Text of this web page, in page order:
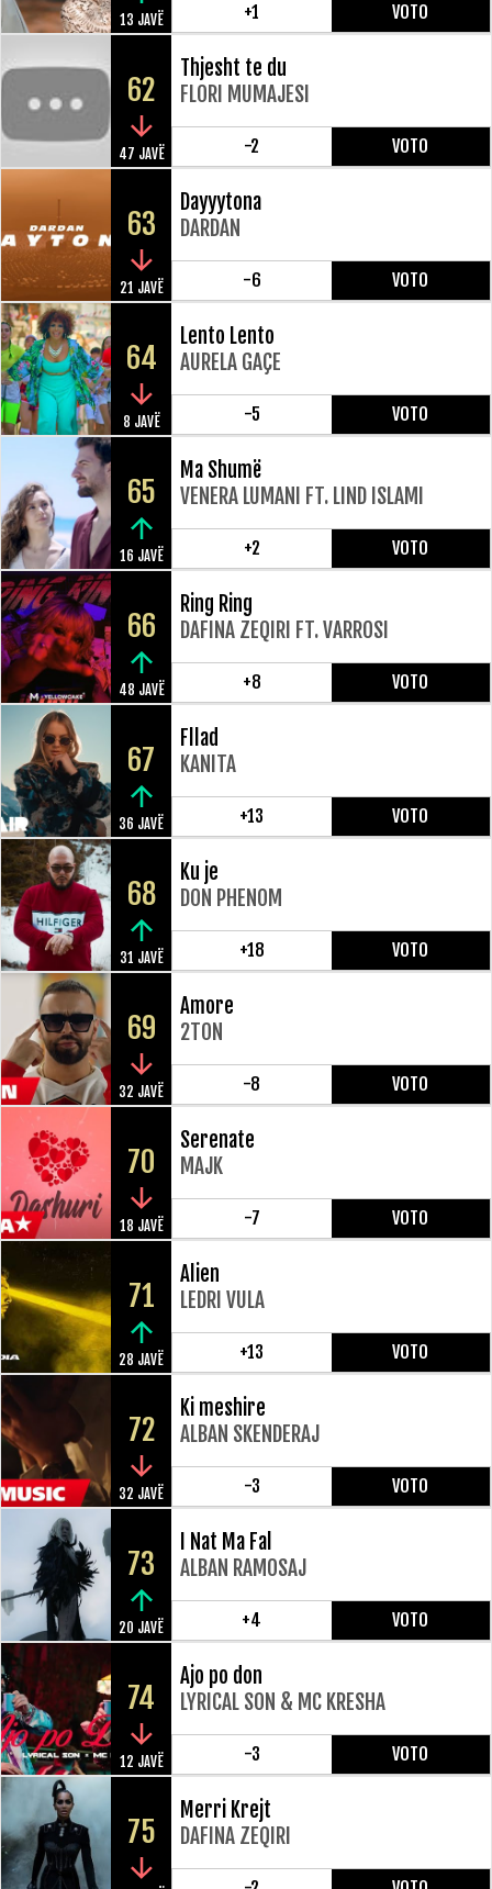
13 JAVË +1 VOTO
62
47 JAVË
Thjesht te du
FLORI MUMAJESI
-2 VOTO
63
21 JAVË
Dayyytona
DARDAN
-6 VOTO
64
8 JAVË
Lento Lento
AURELA GAÇE
-5 VOTO
65
16 JAVË
Ma Shumë
VENERA LUMANI FT. LIND ISLAMI
+2 VOTO
66
48 JAVË
Ring Ring
DAFINA ZEQIRI FT. VARROSI
+8 VOTO
67
36 JAVË
Fllad
KANITA
+13 VOTO
68
31 JAVË
Ku je
DON PHENOM
+18 VOTO
69
32 JAVË
Amore
2TON
-8 VOTO
70
18 JAVË
Serenate
MAJK
-7 VOTO
71
28 JAVË
Alien
LEDRI VULA
+13 VOTO
72
32 JAVË
Ki meshire
ALBAN SKENDERAJ
-3 VOTO
73
20 JAVË
I Nat Ma Fal
ALBAN RAMOSAJ
+4 VOTO
74
12 JAVË
Ajo po don
LYRICAL SON & MC KRESHA
-3 VOTO
75
Merri Krejt
DAFINA ZEQIRI